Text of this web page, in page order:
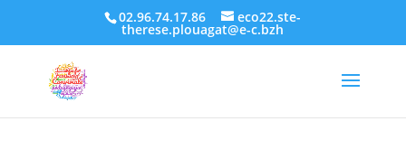
02.96.74.17.86 eco22.ste-
therese.plouagat@e-c.bzh